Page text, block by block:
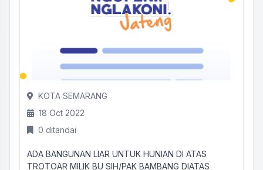
KOTA SEMARANG
18 Oct 2022
0 ditandai
ADA BANGUNAN LIAR UNTUK HUNIAN DI ATAS
TROTOAR MILIK BU SIH/PAK BAMBANG DIATAS